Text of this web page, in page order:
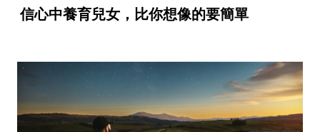
信心中養育兒女，比你想像的要簡單